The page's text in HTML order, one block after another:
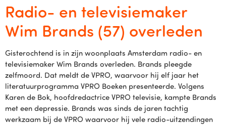
Radio- en televisiemaker
Wim Brands (57) overleden
Gisterochtend is in zijn woonplaats Amsterdam radio- en
televisiemaker Wim Brands overleden. Brands pleegde
zelfmoord. Dat meldt de VPRO, waarvoor hij elf jaar het
literatuurprogramma VPRO Boeken presenteerde. Volgens
Karen de Bok, hoofdredactrice VPRO televisie, kampte Brands
met een depressie. Brands was sinds de jaren tachtig
werkzaam bij de VPRO waarvoor hij vele radio-uitzendingen